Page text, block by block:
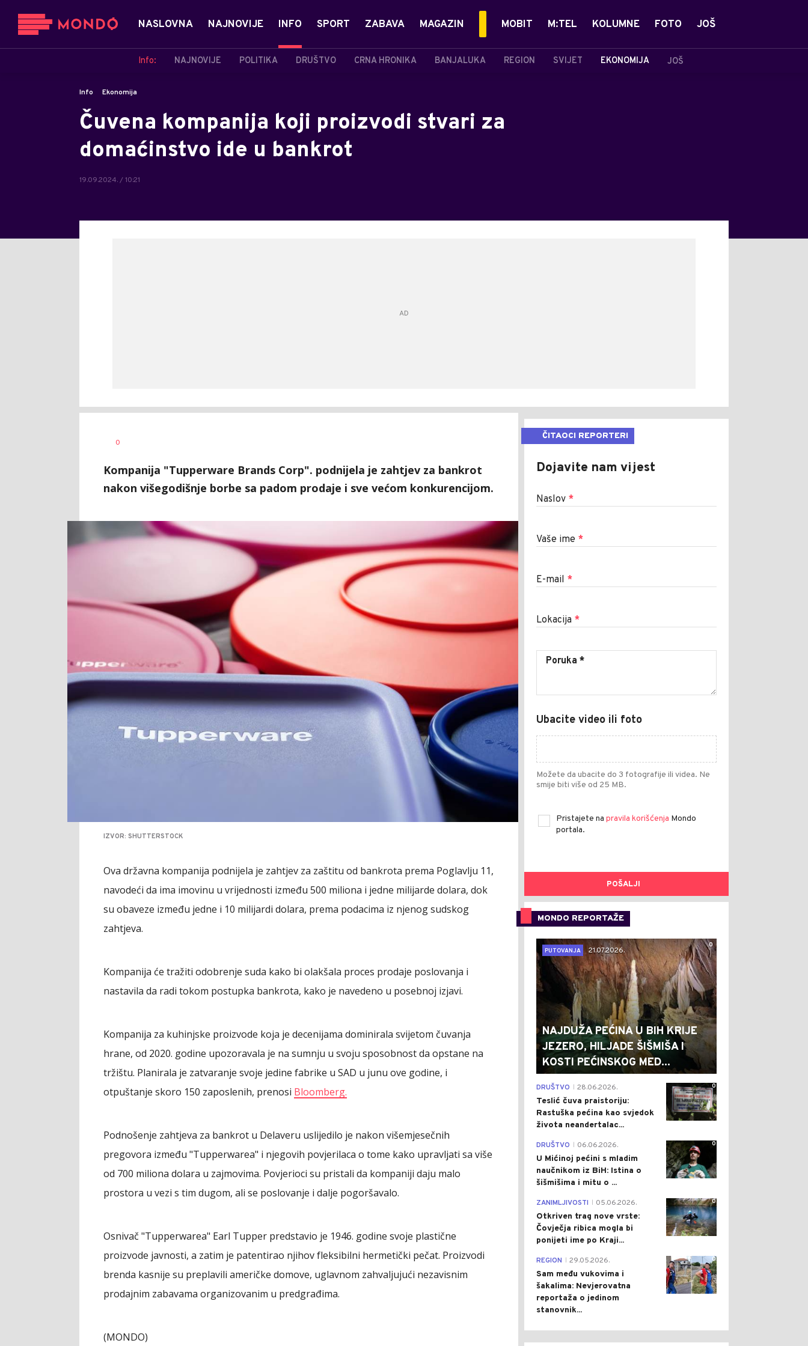
NASLOVNA NAJNOVIJE INFO
Info: NAJNOVIJE POLITIKA DRUŠTVO CRNA HRONIKA BANJALUKA REGION SVIJET EKONOMIJA JOŠ
SPORT ZABAVA MAGAZIN MOBIT M:TEL KOLUMNE FOTO JOŠ
Info Ekonomija
Čuvena kompanija koji proizvodi stvari za
domaćinstvo ide u bankrot
19.09.2024. / 10:21
AUTOR
0
Kompanija "Tupperware Brands Corp". podnijela je zahtjev za bankrot
nakon višegodišnje borbe sa padom prodaje i sve većom konkurencijom.
IZVOR: SHUTTERSTOCK
Ova državna kompanija podnijela je zahtjev za zaštitu od bankrota prema Poglavlju 11,
navodeći da ima imovinu u vrijednosti između 500 miliona i jedne milijarde dolara, dok
su obaveze između jedne i 10 milijardi dolara, prema podacima iz njenog sudskog
zahtjeva.
Kompanija će tražiti odobrenje suda kako bi olakšala proces prodaje poslovanja i
nastavila da radi tokom postupka bankrota, kako je navedeno u posebnoj izjavi.
Kompanija za kuhinjske proizvode koja je decenijama dominirala svijetom čuvanja
hrane, od 2020. godine upozoravala je na sumnju u svoju sposobnost da opstane na
tržištu. Planirala je zatvaranje svoje jedine fabrike u SAD u junu ove godine, i
otpuštanje skoro 150 zaposlenih, prenosi Bloomberg.
Podnošenje zahtjeva za bankrot u Delaveru uslijedilo je nakon višemjesečnih
pregovora između "Tupperwarea" i njegovih povjerilaca o tome kako upravljati sa više
od 700 miliona dolara u zajmovima. Povjerioci su pristali da kompaniji daju malo
prostora u vezi s tim dugom, ali se poslovanje i dalje pogoršavalo.
Osnivač "Tupperwarea" Earl Tupper predstavio je 1946. godine svoje plastične
proizvode javnosti, a zatim je patentirao njihov fleksibilni hermetički pečat. Proizvodi
brenda kasnije su preplavili američke domove, uglavnom zahvaljujući nezavisnim
prodajnim zabavama organizovanim u predgrađima.
(MONDO)
ČITAOCI REPORTERI
Dojavite nam vijest
Naslov *
Vaše ime *
E-mail *
Lokacija *
Ubacite video ili foto
Možete da ubacite do 3 fotografije ili videa. Ne
smije biti više od 25 MB.
Pristajete na pravila korišćenja Mondo
portala.
POŠALJI
MONDO REPORTAŽE
0
PUTOVANJA
21.07.2026.
NAJDUŽA PEĆINA U BIH KRIJE
JEZERO, HILJADE ŠIŠMIŠA I
KOSTI PEĆINSKOG MED...
0
DRUŠTVO 28.06.2026.
Teslić čuva praistoriju:
Rastuška pećina kao svjedok
života neandertalac...
0
DRUŠTVO 06.06.2026.
U Mićinoj pećini s mladim
naučnikom iz BiH: Istina o
šišmišima i mitu o ...
0
ZANIMLJIVOSTI 05.06.2026.
Otkriven trag nove vrste:
Čovječja ribica mogla bi
ponijeti ime po Kraji...
0
REGION 29.05.2026.
Sam među vukovima i
šakalima: Nevjerovatna
reportaža o jedinom
stanovnik...